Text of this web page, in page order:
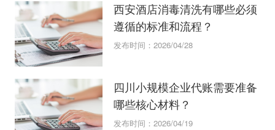
西安酒店消毒清洗有哪些必须
遵循的标准和流程？
发布时间：2026/04/28
四川小规模企业代账需要准备
哪些核心材料？
发布时间：2026/04/19